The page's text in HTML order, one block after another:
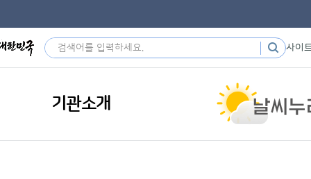
사이
기관소개